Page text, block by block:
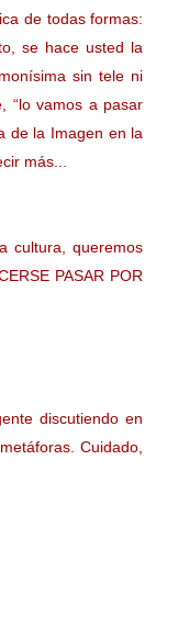
de todas formas:
se hace usted la
sin tele ni
“lo vamos a pasar
de la Imagen en la
más...
cultura, queremos
PASAR POR
discutiendo en
Cuidado,